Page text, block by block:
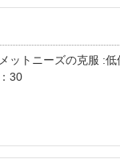
ットニーズの克服 :
30